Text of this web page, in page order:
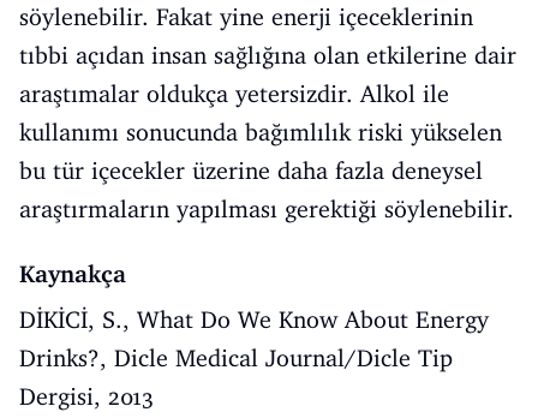
söylenebilir. Fakat yine enerji içeceklerinin
tıbbi açıdan insan sağlığına olan etkilerine dair
araştımalar oldukça yetersizdir. Alkol ile
kullanımı sonucunda bağımlılık riski yükselen
bu tür içecekler üzerine daha fazla deneysel
araştırmaların yapılması gerektiği söylenebilir.
Kaynakça
DİKİCİ, S., What Do We Know About Energy
Drinks?, Dicle Medical Journal/Dicle Tip
Dergisi, 2013